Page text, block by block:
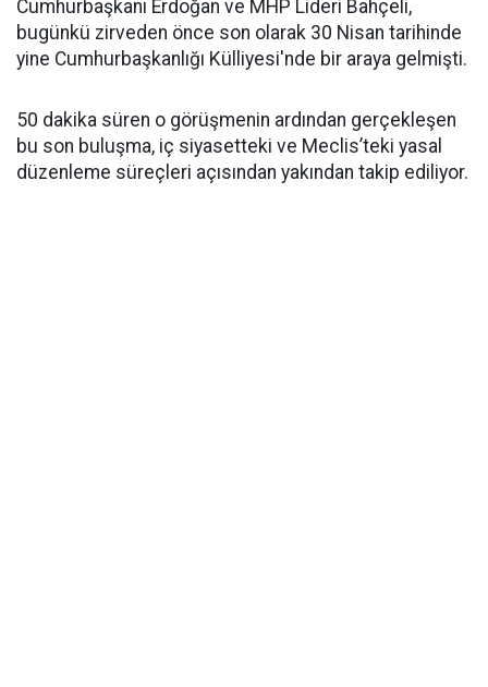
Cumhurbaşkanı Erdoğan ve MHP Lideri Bahçeli,
bugünkü zirveden önce son olarak 30 Nisan tarihinde
yine Cumhurbaşkanlığı Külliyesi'nde bir araya gelmişti.
50 dakika süren o görüşmenin ardından gerçekleşen
bu son buluşma, iç siyasetteki ve Meclis’teki yasal
düzenleme süreçleri açısından yakından takip ediliyor.